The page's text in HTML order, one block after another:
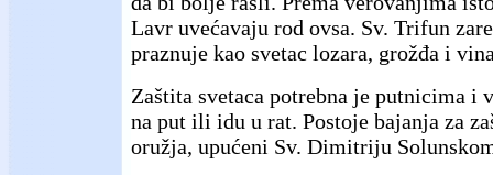
Lavr uvećavaju rod ovsa. Sv. Trifun
praznuje kao svetac lozara, grožđa i
Zaštita svetaca potrebna je putnicima i
na put ili idu u rat. Postoje bajanja za
oružja, upućeni Sv. Dimitriju